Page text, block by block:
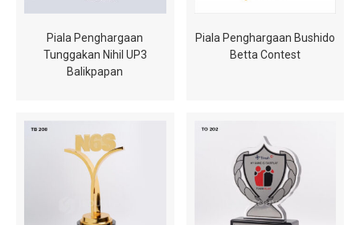
Piala Penghargaan
Tunggakan Nihil UP3
Balikpapan
Piala Penghargaan Bushido
Betta Contest